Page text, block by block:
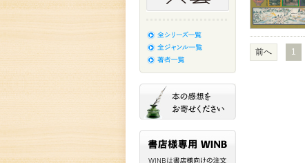
前へ 1